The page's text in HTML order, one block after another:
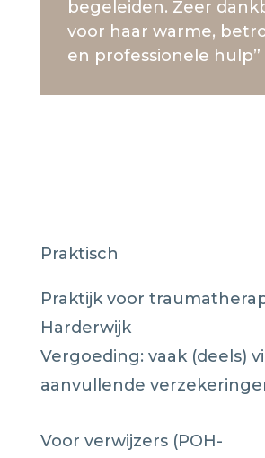
begeleiden. Zeer
voor haar warme,
en professionele hulp”
Praktisch
Praktijk voor
Harderwijk
Vergoeding: vaak (deels)
aanvullende
Voor verwijzers (POH-